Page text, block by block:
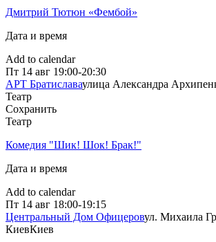
Дмитрий Тютюн «Фембой»
Дата и время
Add to calendar
Пт 14 авг 19:00-20:30
АРТ Братиславаулица Александра
Театр
Сохранить
Театр
Комедия "Шик! Шок! Брак!"
Дата и время
Add to calendar
Пт 14 авг 18:00-19:15
Центральный Дом Офицеровул. Михаила
КиевКиев